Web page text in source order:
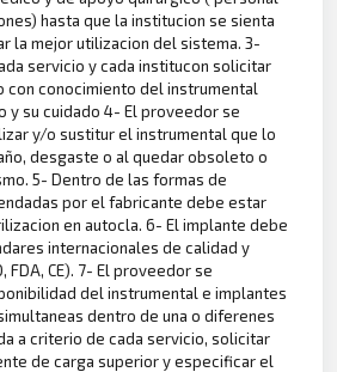
hasta que la institucion se sienta
la mejor utilizacion del sistema. 3-
servicio y cada institucon solicitar
con conocimiento del instrumental
y su cuidado 4- El proveedor se
y/o sustitur el instrumental que lo
desgaste o al quedar obsoleto o
5- Dentro de las formas de
por el fabricante debe estar
en autocla. 6- El implante debe
internacionales de calidad y
FDA, CE). 7- El proveedor se
del instrumental e implantes
dentro de una o diferenes
a criterio de cada servicio, solicitar
de carga superior y especificar el